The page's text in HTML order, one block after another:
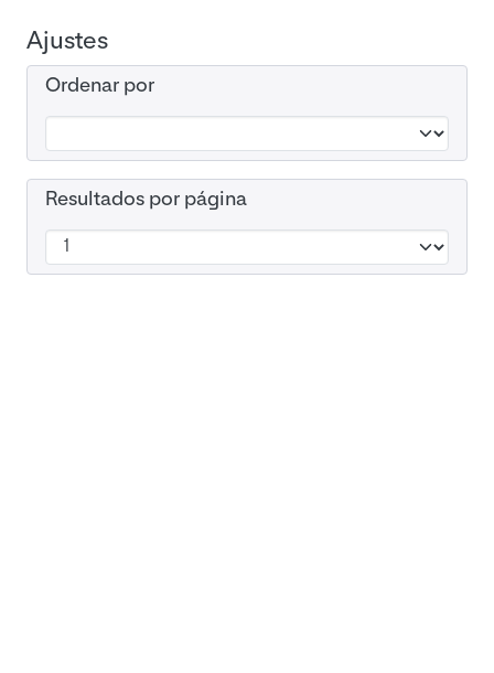
Ajustes
Ordenar por
Resultados por página